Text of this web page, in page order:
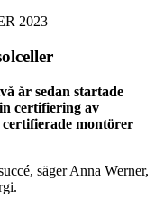
2023
år sedan startade
certifiering av
certifierade montörer
säger Anna Werner,